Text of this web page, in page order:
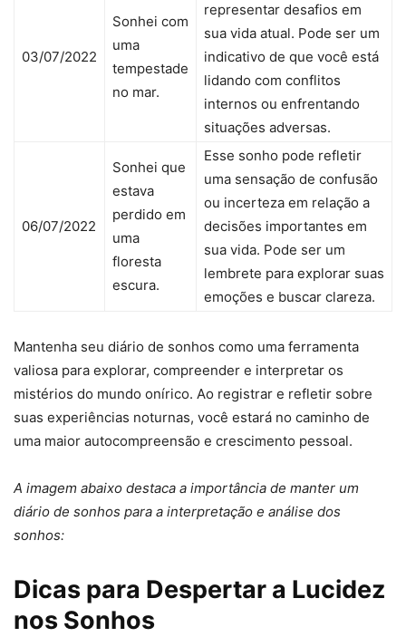
03/07/2022
Sonhei com
uma
tempestade
no mar.
representar desafios em
sua vida atual. Pode ser um
indicativo de que você está
lidando com conflitos
internos ou enfrentando
situações adversas.
06/07/2022
Sonhei que
estava
perdido em
uma
floresta
escura.
Esse sonho pode refletir
uma sensação de confusão
ou incerteza em relação a
decisões importantes em
sua vida. Pode ser um
lembrete para explorar suas
emoções e buscar clareza.
Mantenha seu diário de sonhos como uma ferramenta
valiosa para explorar, compreender e interpretar os
mistérios do mundo onírico. Ao registrar e refletir sobre
suas experiências noturnas, você estará no caminho de
uma maior autocompreensão e crescimento pessoal.
A imagem abaixo destaca a importância de manter um
diário de sonhos para a interpretação e análise dos
sonhos:
Dicas para Despertar a Lucidez
nos Sonhos